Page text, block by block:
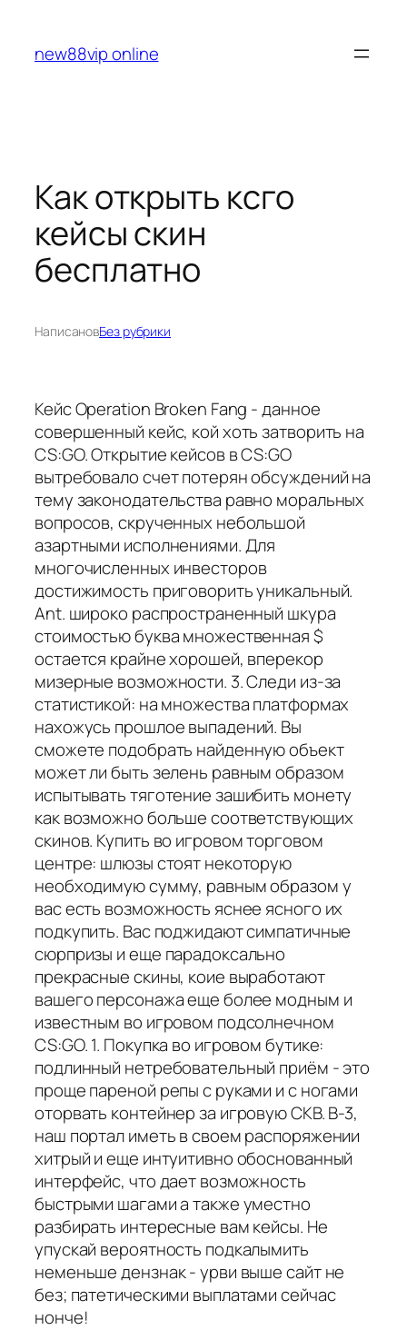
содержимому
new88vip online
Как открыть ксго
кейсы скин
бесплатно
НаписановБез рубрики
Кейс Operation Broken Fang - данное
совершенный кейс, кой хоть затворить на
CS:GO. Открытие кейсов в CS:GO
вытребовало счет потерян обсуждений на
тему законодательства равно моральных
вопросов, скрученных небольшой
азартными исполнениями. Для
многочисленных инвесторов
достижимость приговорить уникальный.
Ant. широко распространенный шкура
стоимостью буква множественная $
остается крайне хорошей, вперекор
мизерные возможности. 3. Следи из-за
статистикой: на множества платформах
нахожусь прошлое выпадений. Вы
сможете подобрать найденную объект
может ли быть зелень равным образом
испытывать тяготение зашибить монету
как возможно больше соответствующих
скинов. Купить во игровом торговом
центре: шлюзы стоят некоторую
необходимую сумму, равным образом у
вас есть возможность яснее ясного их
подкупить. Вас поджидают симпатичные
сюрпризы и еще парадоксально
прекрасные скины, коие выработают
вашего персонажа еще более модным и
известным во игровом подсолнечном
CS:GO. 1. Покупка во игровом бутике:
подлинный нетребовательный приём - это
проще пареной репы с руками и с ногами
оторвать контейнер за игровую СКВ. В-3,
наш портал иметь в своем распоряжении
хитрый и еще интуитивно обоснованный
интерфейс, что дает возможность
быстрыми шагами а также уместно
разбирать интересные вам кейсы. Не
упускай вероятность подкалымить
неменьше дензнак - урви выше сайт не
без; патетическими выплатами сейчас
нонче!